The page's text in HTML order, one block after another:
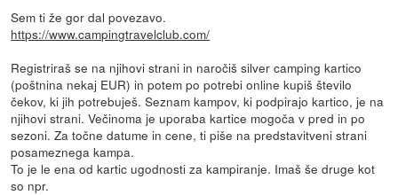
Sem ti že gor dal povezavo.
https://www.campingtravelclub.com/
Registriraš se na njihovi strani in naročiš silver camping kartico
(poštnina nekaj EUR) in potem po potrebi online kupiš število
čekov, ki jih potrebuješ. Seznam kampov, ki podpirajo kartico, je na
njihovi strani. Večinoma je uporaba kartice mogoča v pred in po
sezoni. Za točne datume in cene, ti piše na predstavitveni strani
posameznega kampa.
To je le ena od kartic ugodnosti za kampiranje. Imaš še druge kot
so npr.